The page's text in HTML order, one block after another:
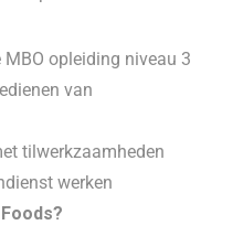
opleiding niveau 3
van
tilwerkzaamheden
werken